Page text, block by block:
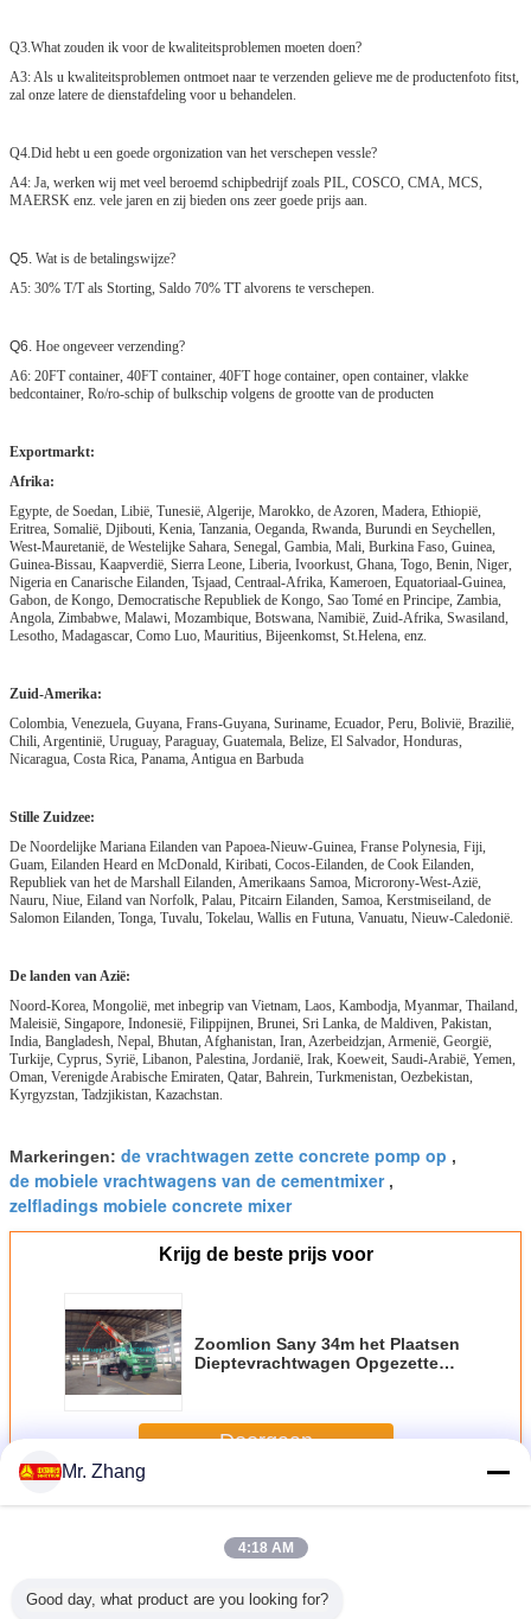
Q3.What zouden ik voor de kwaliteitsproblemen moeten doen?
A3: Als u kwaliteitsproblemen ontmoet naar te verzenden gelieve me de productenfoto fitst,
zal onze latere de dienstafdeling voor u behandelen.
Q4.Did hebt u een goede orgonization van het verschepen vessle?
A4: Ja, werken wij met veel beroemd schipbedrijf zoals PIL, COSCO, CMA, MCS,
MAERSK enz. vele jaren en zij bieden ons zeer goede prijs aan.
Q5. Wat is de betalingswijze?
A5: 30% T/T als Storting, Saldo 70% TT alvorens te verschepen.
Q6. Hoe ongeveer verzending?
A6: 20FT container, 40FT container, 40FT hoge container, open container, vlakke
bedcontainer, Ro/ro-schip of bulkschip volgens de grootte van de producten
Exportmarkt:
Afrika:
Egypte, de Soedan, Libië, Tunesië, Algerije, Marokko, de Azoren, Madera, Ethiopië,
Eritrea, Somalië, Djibouti, Kenia, Tanzania, Oeganda, Rwanda, Burundi en Seychellen,
West-Mauretanië, de Westelijke Sahara, Senegal, Gambia, Mali, Burkina Faso, Guinea,
Guinea-Bissau, Kaapverdië, Sierra Leone, Liberia, Ivoorkust, Ghana, Togo, Benin, Niger,
Nigeria en Canarische Eilanden, Tsjaad, Centraal-Afrika, Kameroen, Equatoriaal-Guinea,
Gabon, de Kongo, Democratische Republiek de Kongo, Sao Tomé en Principe, Zambia,
Angola, Zimbabwe, Malawi, Mozambique, Botswana, Namibië, Zuid-Afrika, Swasiland,
Lesotho, Madagascar, Como Luo, Mauritius, Bijeenkomst, St.Helena, enz.
Zuid-Amerika:
Colombia, Venezuela, Guyana, Frans-Guyana, Suriname, Ecuador, Peru, Bolivië, Brazilië,
Chili, Argentinië, Uruguay, Paraguay, Guatemala, Belize, El Salvador, Honduras,
Nicaragua, Costa Rica, Panama, Antigua en Barbuda
Stille Zuidzee:
De Noordelijke Mariana Eilanden van Papoea-Nieuw-Guinea, Franse Polynesia, Fiji,
Guam, Eilanden Heard en McDonald, Kiribati, Cocos-Eilanden, de Cook Eilanden,
Republiek van het de Marshall Eilanden, Amerikaans Samoa, Microrony-West-Azië,
Nauru, Niue, Eiland van Norfolk, Palau, Pitcairn Eilanden, Samoa, Kerstmiseiland, de
Salomon Eilanden, Tonga, Tuvalu, Tokelau, Wallis en Futuna, Vanuatu, Nieuw-Caledonië.
De landen van Azië:
Noord-Korea, Mongolië, met inbegrip van Vietnam, Laos, Kambodja, Myanmar, Thailand,
Maleisië, Singapore, Indonesië, Filippijnen, Brunei, Sri Lanka, de Maldiven, Pakistan,
India, Bangladesh, Nepal, Bhutan, Afghanistan, Iran, Azerbeidzjan, Armenië, Georgië,
Turkije, Cyprus, Syrië, Libanon, Palestina, Jordanië, Irak, Koeweit, Saudi-Arabië, Yemen,
Oman, Verenigde Arabische Emiraten, Qatar, Bahrein, Turkmenistan, Oezbekistan,
Kyrgyzstan, Tadzjikistan, Kazachstan.
Markeringen: de vrachtwagen zette concrete pomp op ,
de mobiele vrachtwagens van de cementmixer,
zelfladings mobiele concrete mixer
Krijg de beste prijs voor
Zoomlion Sany 34m het Plaatsen
Dieptevrachtwagen Opgezette
Bouwmateriaal
Doorgaan
MeerConcreet Bouwmateriaal
Mr. Zhang
4:18 AM
Good day, what product are you looking for?